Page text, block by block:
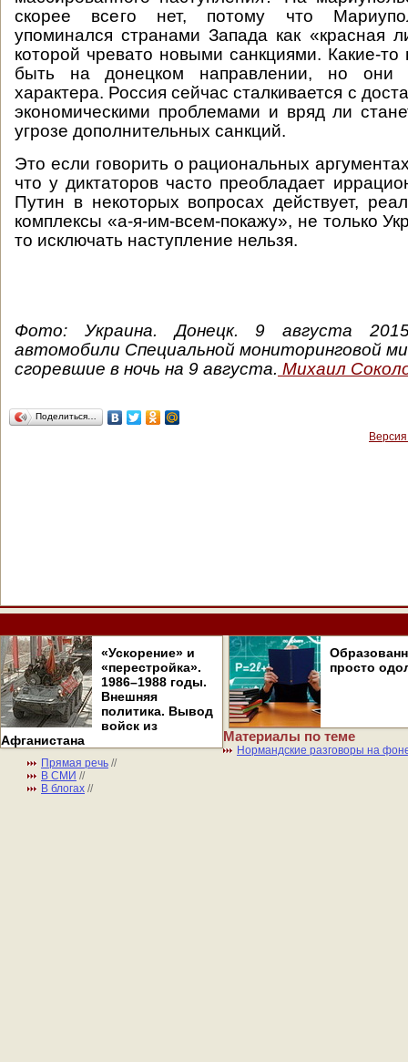
скорее всего нет, потому что
упоминался странами Запада как «красная
которой чревато новыми санкциями. Какие-то
быть на донецком направлении, но они
характера. Россия сейчас сталкивается с
экономическими проблемами и вряд ли
угрозе дополнительных санкций.
Это если говорить о рациональных
что у диктаторов часто преобладает
Путин в некоторых вопросах действует,
комплексы «а-я-им-всем-покажу», не только
то исключать наступление нельзя.
Фото: Украина. Донецк. 9 августа
автомобили Специальной мониторинговой
сгоревшие в ночь на 9 августа. Михаил
Поделиться…
«Ускорение» и
«перестройка».
1986–1988 годы.
Внешняя
политика. Вывод
войск из
Афганистана
просто
Материалы по теме
Нормандские разговоры на
Прямая речь //
В СМИ //
В блогах //